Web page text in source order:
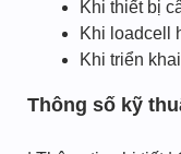
Khi thiết bị
Khi loadcell
Khi triển
Thông số kỹ